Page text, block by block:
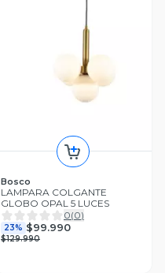
Bosco
LAMPARA COLGANTE
GLOBO OPAL 5 LUCES
0(0)
23% $99.990
$129.990